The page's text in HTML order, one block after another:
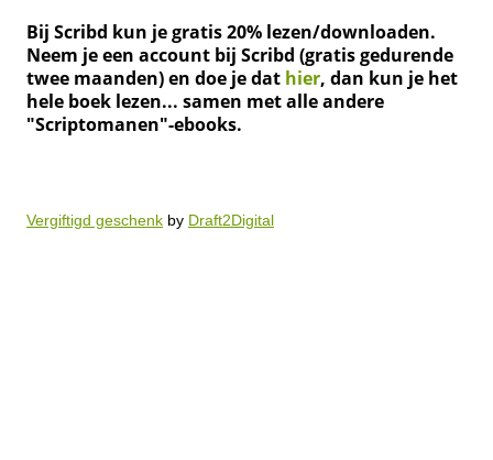
Bij Scribd kun je gratis 20% lezen/downloaden.
Neem je een account bij Scribd (gratis gedurende
twee maanden) en doe je dat hier, dan kun je het
hele boek lezen... samen met alle andere
"Scriptomanen"-ebooks.
Vergiftigd geschenk by Draft2Digital